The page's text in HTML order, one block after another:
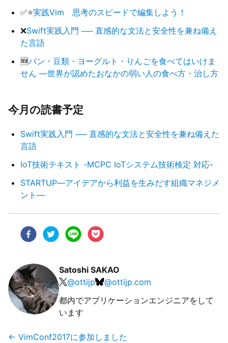
✅⭐実践Vim 思考のスピードで編集しよう！
❌Swift実践入門 ── 直感的な文法と安全性を兼ね備え
た言語
🆕パン・豆類・ヨーグルト・りんごを食べてはいけま
せん ―世界が認めたおなかの弱い人の食べ方・治し方
今月の読書予定
Swift実践入門 ── 直感的な文法と安全性を兼ね備えた
言語
IoT技術テキスト -MCPC IoTシステム技術検定 対応-
STARTUP―アイデアから利益を生みだす組織マネジメ
ント―
Satoshi SAKAO
@ottijp @ottijp.com
都内でアプリケーションエンジニアをして
います
← VimConf2017に参加しました